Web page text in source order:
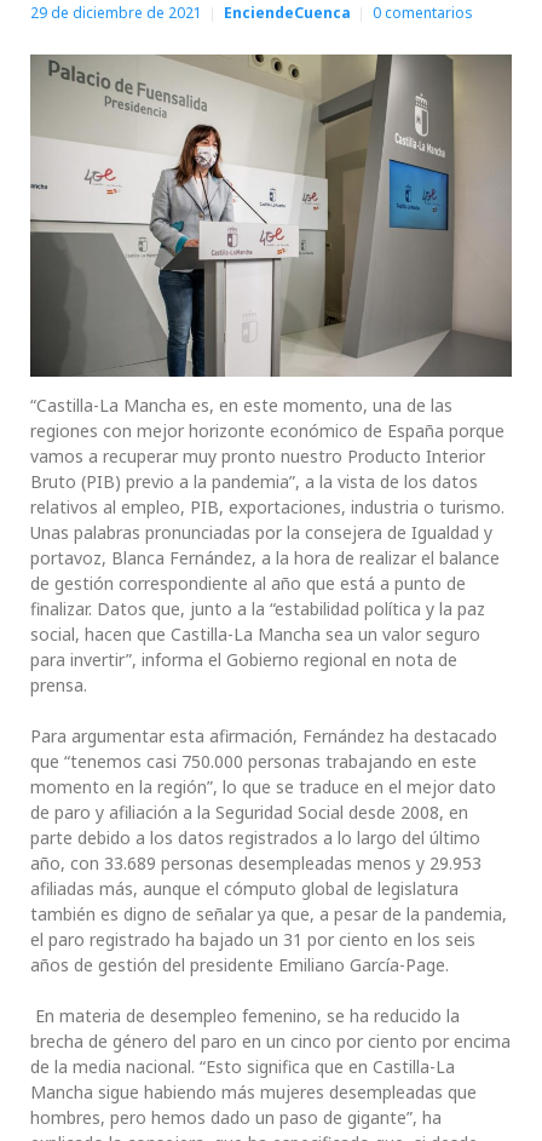
29 de diciembre de 2021 EnciendeCuenca 0comentarios
“Castilla-La Mancha es, en este momento, una de las
regiones con mejor horizonte económico de España porque
vamos a recuperar muy pronto nuestro Producto Interior
Bruto (PIB) previo a la pandemia”, a la vista de los datos
relativos al empleo, PIB, exportaciones, industria o turismo.
Unas palabras pronunciadas por la consejera de Igualdad y
portavoz, Blanca Fernández, a la hora de realizar el balance
de gestión correspondiente al año que está a punto de
finalizar. Datos que, junto a la “estabilidad política y la paz
social, hacen que Castilla-La Mancha sea un valor seguro
para invertir”, informa el Gobierno regional en nota de
prensa.
Para argumentar esta afirmación, Fernández ha destacado
que “tenemos casi 750.000 personas trabajando en este
momento en la región”, lo que se traduce en el mejor dato
de paro y afiliación a la Seguridad Social desde 2008, en
parte debido a los datos registrados a lo largo del último
año, con 33.689 personas desempleadas menos y 29.953
afiliadas más, aunque el cómputo global de legislatura
también es digno de señalar ya que, a pesar de la pandemia,
el paro registrado ha bajado un 31 por ciento en los seis
años de gestión del presidente Emiliano García-Page.
En materia de desempleo femenino, se ha reducido la
brecha de género del paro en un cinco por ciento por encima
de la media nacional. “Esto significa que en Castilla-La
Mancha sigue habiendo más mujeres desempleadas que
hombres, pero hemos dado un paso de gigante”, ha